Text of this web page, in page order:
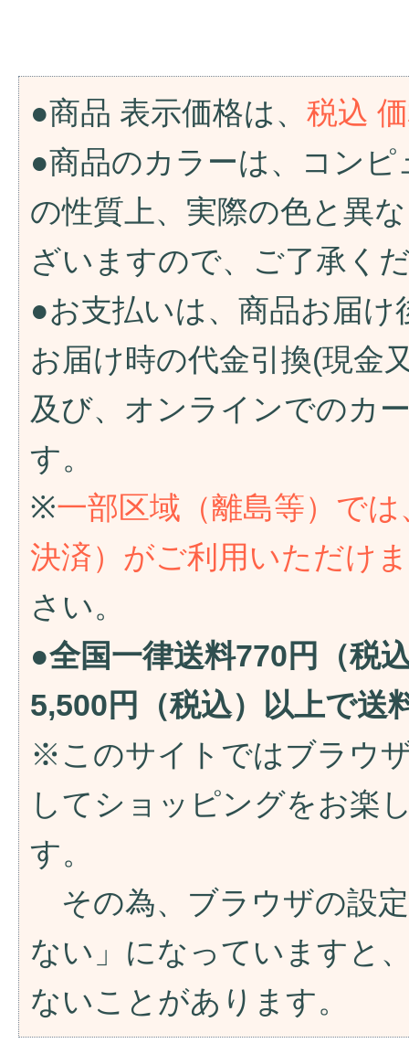
●商品 表示価格は、 税込
●商品のカラーは、コン
の性質上、実際の色と異
ざいますので、ご了承く
●お支払いは、商品お届け
お届け時の代金引換(現金
及び、オンラインでのカ
す。
※一部区域（離島等）で
決済）がご利用いただけ
さい。
●全国一律送料770円（税
5,500円（税込）以上で送
※このサイトではブラウ
してショッピングをお楽
す。
その為、ブラウザの設
ない」になっていますと
ないことがあります。